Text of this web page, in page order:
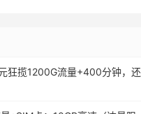
狂揽1200G流量+400分钟，还